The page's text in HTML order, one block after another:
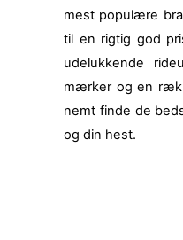
mest populære
til en rigtig god
udelukkende
mærker og en
nemt finde de
og din hest.